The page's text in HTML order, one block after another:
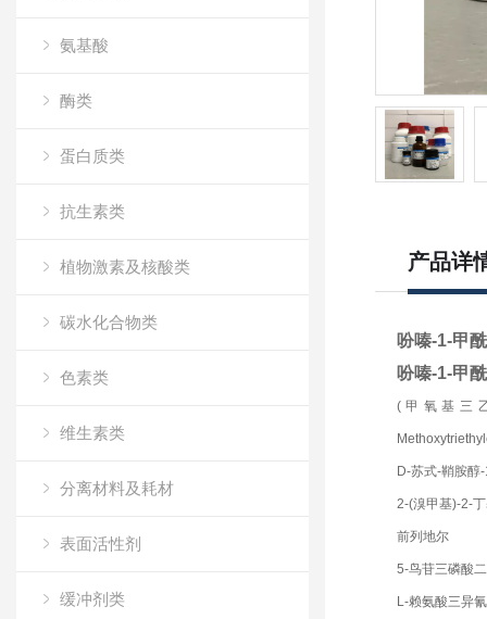
氨基酸
酶类
蛋白质类
抗生素类
植物激素及核酸类
碳水化合物类
色素类
维生素类
分离材料及耗材
表面活性剂
缓冲剂类
产品详
吩嗪-1-甲
吩嗪-1-甲
(甲氧基三
D-苏式-鞘胺醇
2-(溴甲基)-2-
前列地尔
5-鸟苷三磷酸
L-赖氨酸三异